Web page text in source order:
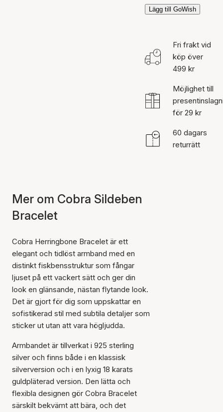
Lägg till GoWish
Fri frakt vid
köp över
499 kr
Möjlighet till
för 29 kr
60 dagars
returrätt
Mer om Cobra Sildeben
Bracelet
Cobra Herringbone Bracelet är ett
elegant och tidlöst armband med en
distinkt fiskbensstruktur som fångar
ljuset på ett vackert sätt och ger din
look en glänsande, nästan flytande look.
Det är gjort för dig som uppskattar en
sofistikerad stil med subtila detaljer som
sticker ut utan att vara högljudda.
Armbandet är tillverkat i 925 sterling
silver och finns både i en klassisk
silverversion och i en lyxig 18 karats
guldpläterad version. Den lätta och
flexibla designen gör Cobra Bracelet
särskilt bekvämt att bära, och det